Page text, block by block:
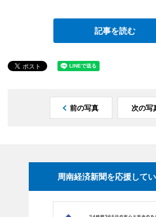
記事を読む
前の写真 次の写
周南経済新聞を応援して